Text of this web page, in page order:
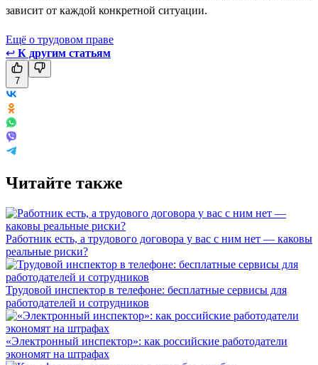
зависит от каждой конкретной ситуации.
Ещё о трудовом праве
↩ К другим статьям
7
Читайте также
Работник есть, а трудового договора у вас с ним нет — каковы
реальные риски?
Трудовой инспектор в телефоне: бесплатные сервисы для
работодателей и сотрудников
«Электронный инспектор»: как российские работодатели
экономят на штрафах